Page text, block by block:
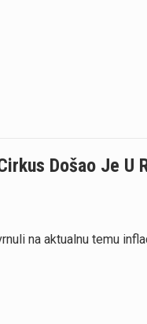
Došao Je
na aktualnu temu